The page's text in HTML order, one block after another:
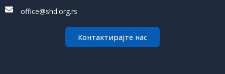
office@shd.org.rs
Контактирајте нас